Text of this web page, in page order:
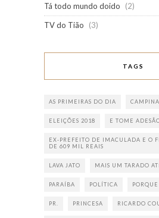
Tá todo mundo doido
(2)
TV do Tião
(3)
TAGS
AS PRIMEIRAS DO DIA
ELEIÇÕES 2018 E TOME
EX-PREFEITO DE IMACULADA E O
DE 609 MIL REAIS
LAVA JATO MAIS UM TARADO
PARAÍBA POLÍTICA
PR. PRINCESA RICARDO